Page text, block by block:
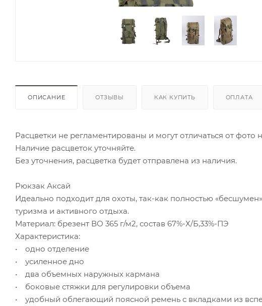
ОПИСАНИЕ ОТЗЫВЫ КАК КУПИТЬ ОПЛАТА
Расцветки не регламентированы и могут отличаться от фото
Наличие расцветок уточняйте.
Без уточнения, расцветка будет отправлена из наличия.
Рюкзак Аксай
Идеально подходит для охоты, так-как полностью
туризма и активного отдыха.
Материал: брезент ВО 365 г/м2, состав 67%-Х/Б,33%-ПЭ
Характеристика:
• одно отделение
• усиленное дно
• два объемных наружных кармана
• боковые стяжки для регулировки объема
• удобный облегающий поясной ремень с вкладками из